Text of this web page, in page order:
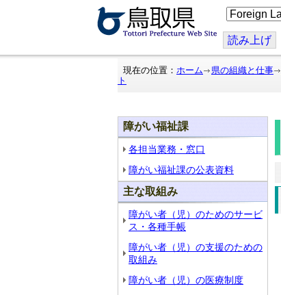
こ
の
ジ
を
翻
読み上げ
現在の位置： ホーム 県の組織と仕事
ト
障がい福祉課
各担当業務・窓口
障がい福祉課の公表資料
主な取組み
障がい者（児）のためのサービ
ス・各種手帳
障がい者（児）の支援のための
取組み
障がい者（児）の医療制度